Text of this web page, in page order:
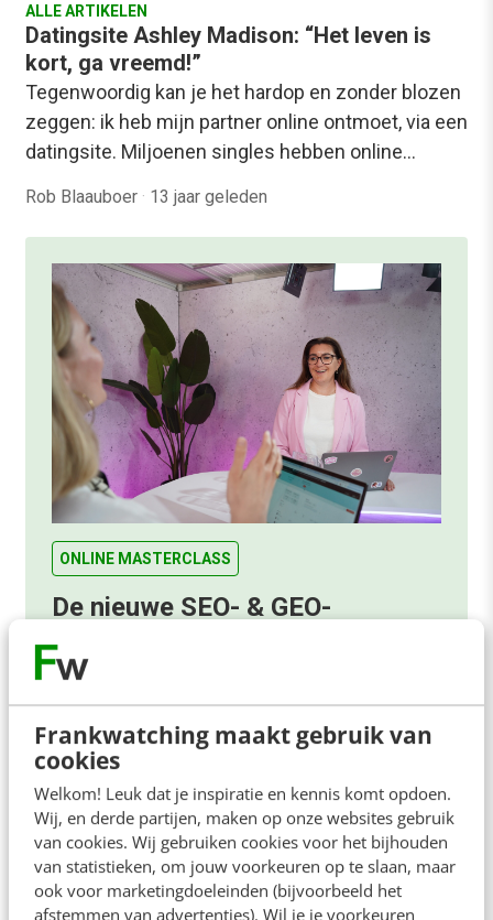
Frankwatching maakt gebruik van
cookies
Welkom! Leuk dat je inspiratie en kennis komt opdoen.
Wij, en derde partijen, maken op onze websites gebruik
van cookies. Wij gebruiken cookies voor het bijhouden
van statistieken, om jouw voorkeuren op te slaan, maar
ook voor marketingdoeleinden (bijvoorbeeld het
afstemmen van advertenties). Wil je je voorkeuren
ALLE ARTIKELEN
Datingsite Ashley Madison: “Het leven is
kort, ga vreemd!”
Tegenwoordig kan je het hardop en zonder blozen
zeggen: ik heb mijn partner online ontmoet, via een
datingsite. Miljoenen singles hebben online…
Rob Blaauboer · 13 jaar geleden
ONLINE MASTERCLASS
De nieuwe SEO- & GEO-
In 2,5 uur van Google-first naar AI-first: zo wordt je
direct.
Meer weten